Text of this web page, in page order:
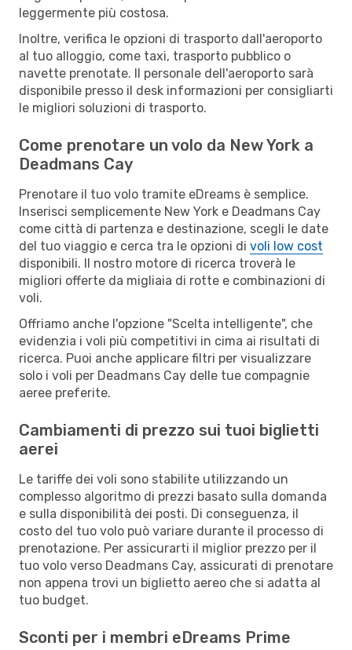
leggermente più costosa.
Inoltre, verifica le opzioni di trasporto dall'aeroporto
al tuo alloggio, come taxi, trasporto pubblico o
navette prenotate. Il personale dell'aeroporto sarà
disponibile presso il desk informazioni per consigliarti
le migliori soluzioni di trasporto.
Come prenotare un volo da New York a
Deadmans Cay
Prenotare il tuo volo tramite eDreams è semplice.
Inserisci semplicemente New York e Deadmans Cay
come città di partenza e destinazione, scegli le date
del tuo viaggio e cerca tra le opzioni di voli low cost
disponibili. Il nostro motore di ricerca troverà le
migliori offerte da migliaia di rotte e combinazioni di
voli.
Offriamo anche l'opzione "Scelta intelligente", che
evidenzia i voli più competitivi in cima ai risultati di
ricerca. Puoi anche applicare filtri per visualizzare
solo i voli per Deadmans Cay delle tue compagnie
aeree preferite.
Cambiamenti di prezzo sui tuoi biglietti
aerei
Le tariffe dei voli sono stabilite utilizzando un
complesso algoritmo di prezzi basato sulla domanda
e sulla disponibilità dei posti. Di conseguenza, il
costo del tuo volo può variare durante il processo di
prenotazione. Per assicurarti il miglior prezzo per il
tuo volo verso Deadmans Cay, assicurati di prenotare
non appena trovi un biglietto aereo che si adatta al
tuo budget.
Sconti per i membri eDreams Prime